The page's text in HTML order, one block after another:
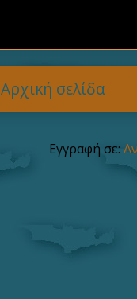
Αρχική σελίδα
Εγγραφή σε: